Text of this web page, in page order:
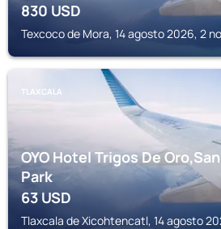
830USD
Texcoco de Mora, 14 agosto 2026, 2
TLAXCALA
OYO Hotel Trigos De
Park
63USD
Tlaxcala de Xicohtencatl, 14 agosto